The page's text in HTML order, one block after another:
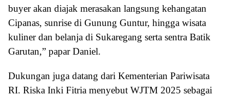
buyer akan diajak merasakan langsung kehangatan
Cipanas, sunrise di Gunung Guntur, hingga wisata
kuliner dan belanja di Sukaregang serta sentra Batik
Garutan,” papar Daniel.
Dukungan juga datang dari Kementerian Pariwisata
RI. Riska Inki Fitria menyebut WJTM 2025 sebagai